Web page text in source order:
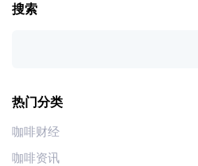
搜索
热门分类
咖啡财经
咖啡资讯